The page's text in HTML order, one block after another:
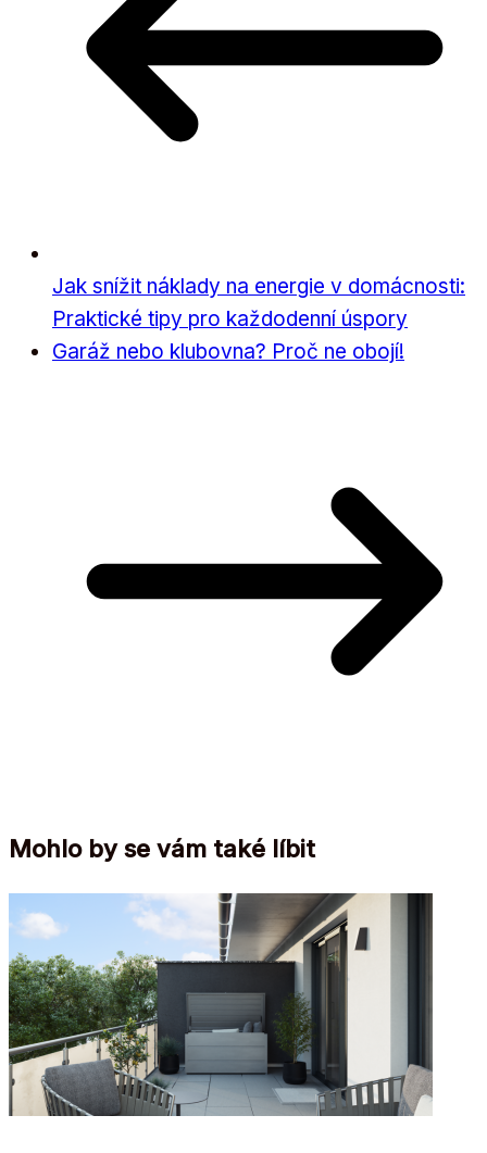
Jak snížit náklady na energie v domácnosti:
Praktické tipy pro každodenní úspory
Garáž nebo klubovna? Proč ne obojí!
Mohlo by se vám také líbit